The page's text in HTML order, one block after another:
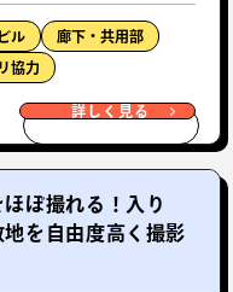
ル 廊下・共用部
協力
詳しく見る
ぼ撮れる！入り
を自由度高く撮影